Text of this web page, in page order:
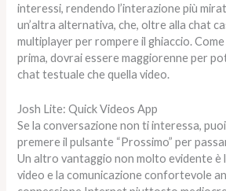
interessi, rendendo l’interazione più
un’altra alternativa, che, oltre alla chat
multiplayer per rompere il ghiaccio.
prima, dovrai essere maggiorenne per
chat testuale che quella video.
Josh Lite: Quick Videos App
Se la conversazione non ti interessa,
premere il pulsante “Prossimo” per
Un altro vantaggio non molto evidente è
video e la comunicazione confortevole